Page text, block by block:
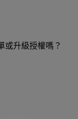
或升級授權嗎？